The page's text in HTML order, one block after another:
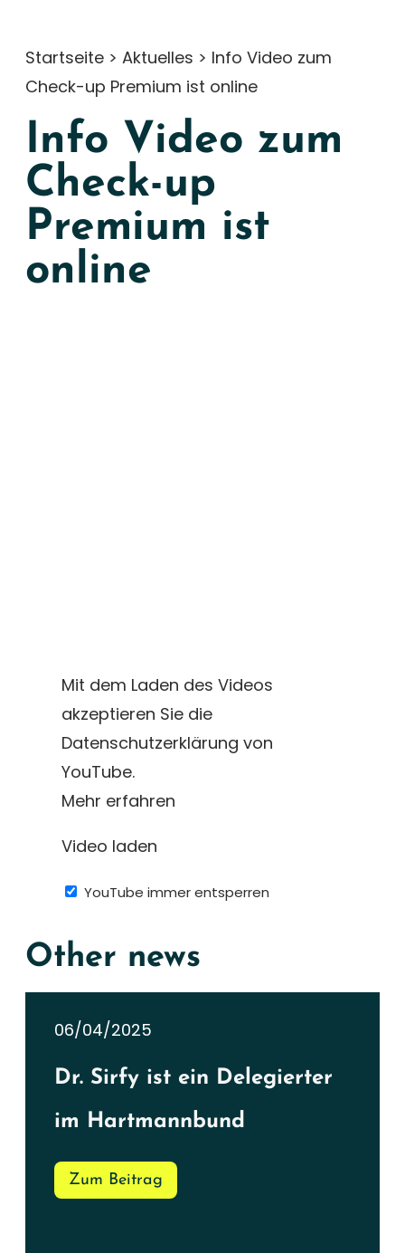
Startseite > Aktuelles > Info Video zum
Check-up Premium ist online
Info Video zum
Check-up
Premium ist
online
Mit dem Laden des Videos
akzeptieren Sie die
Datenschutzerklärung von
YouTube.
Mehr erfahren
Video laden
YouTube immer entsperren
Other news
06/04/2025
Dr. Sirfy ist ein Delegierter
im Hartmannbund
Zum Beitrag